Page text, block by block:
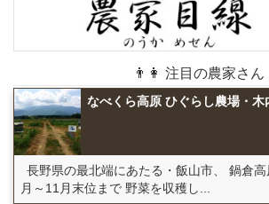
👨👩 注目の農家さん
なべくら高原 ひぐらし農場・木
長野県の最北端にあたる・飯山市、 鍋倉
月～11月末位まで 野菜を収穫し...